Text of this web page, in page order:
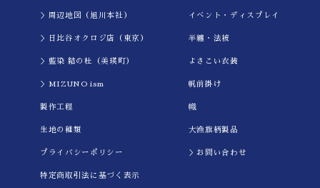
＞周辺地図（旭川本社）
＞日比谷オクロジ店（東京）
＞藍染 結の杜（美瑛町）
＞MIZUNO ism
製作工程
生地の種類
プライバシーポリシー
特定商取引法に基づく表示
イべント・ディスプレイ
半纏・法被
よさこい衣装
帆前掛け
幟
大漁旗柄製品
＞お問い合わせ